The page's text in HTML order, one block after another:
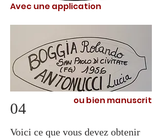
Avec une application
ou bien manuscrit
04
Voici ce que vous devez obtenir